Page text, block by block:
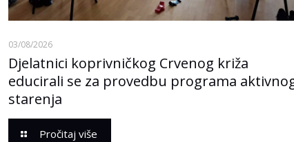
03/08/2026
Djelatnici koprivničkog Crvenog križa
educirali se za provedbu programa
starenja
Pročitaj više